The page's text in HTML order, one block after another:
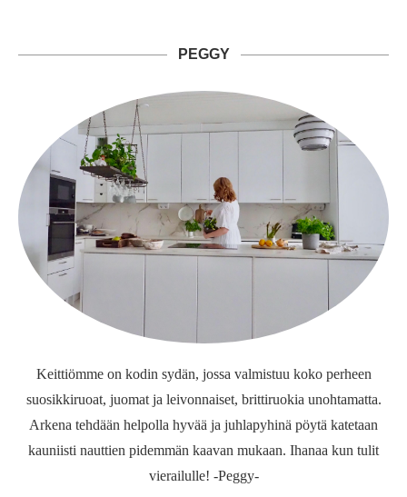
PEGGY
Keittiömme on kodin sydän, jossa valmistuu koko perheen
suosikkiruoat, juomat ja leivonnaiset, brittiruokia unohtamatta.
Arkena tehdään helpolla hyvää ja juhlapyhinä pöytä katetaan
kauniisti nauttien pidemmän kaavan mukaan. Ihanaa kun tulit
vierailulle! -Peggy-